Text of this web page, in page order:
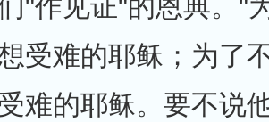
"作见证"的恩典。"
受难的耶稣；为了
难的耶稣。要不说